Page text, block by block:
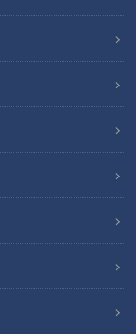
円が中心で高品質・